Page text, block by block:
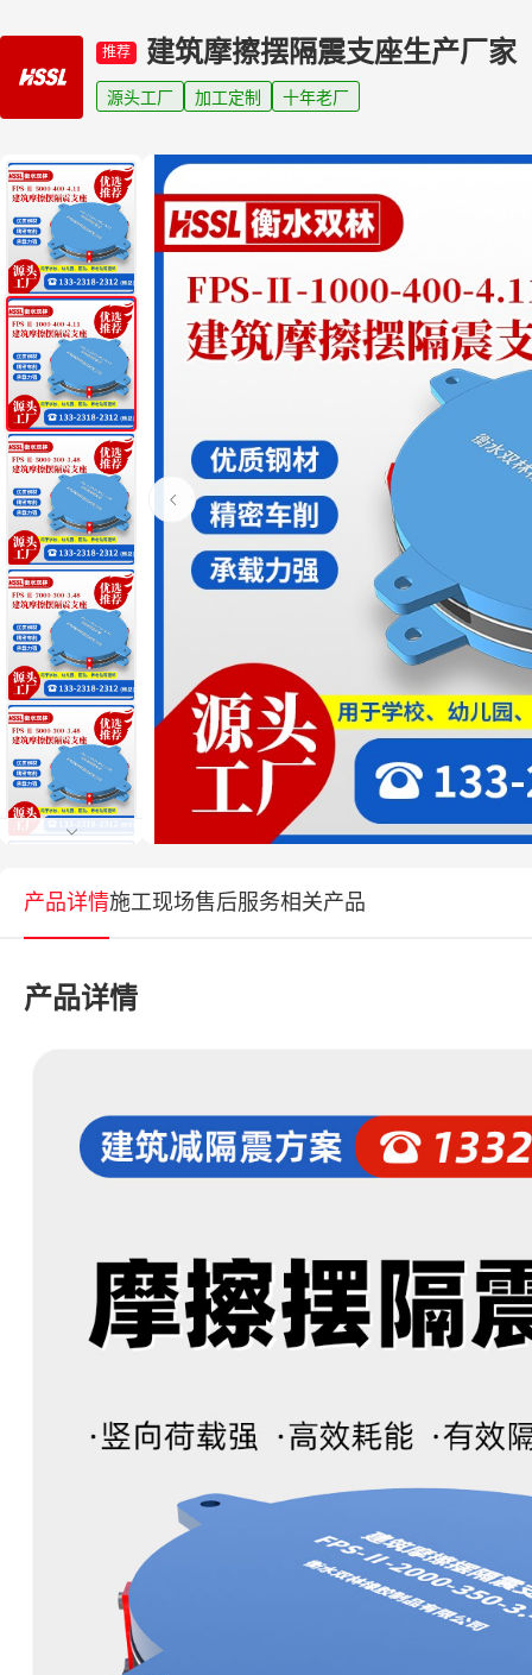
推荐 建筑摩擦摆隔震支座生产厂家
源头工厂 加工定制 十年老厂
产品详情施工现场售后服务相关产品
产品详情